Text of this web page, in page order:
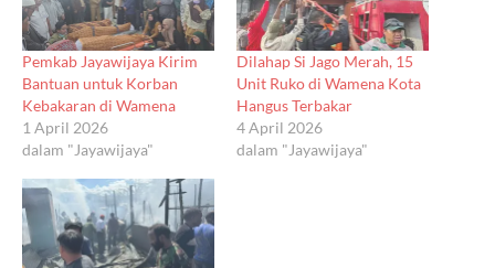
Pemkab Jayawijaya Kirim
Bantuan untuk Korban
Kebakaran di Wamena
1 April 2026
dalam "Jayawijaya"
Dilahap Si Jago Merah, 15
Unit Ruko di Wamena Kota
Hangus Terbakar
4 April 2026
dalam "Jayawijaya"